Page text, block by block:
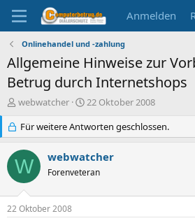
Anmelden
Onlinehandel und -zahlung
Allgemeine Hinweise zur
Betrug durch Internetshops
E
s
t
e
l
l
e
webwatcher
E
s
t
e
l
l
m
22 Oktober 2008
Für weitere Antworten geschlossen.
W webwatcher
Forenveteran
22 Oktober 2008